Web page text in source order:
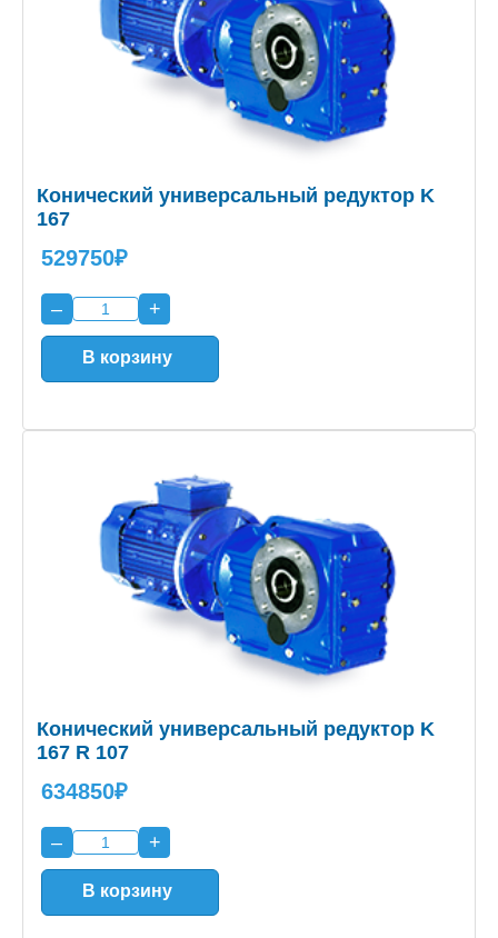
Конический универсальный редуктор K
167
529750₽
– +
В корзину
Конический универсальный редуктор K
167 R 107
634850₽
– +
В корзину